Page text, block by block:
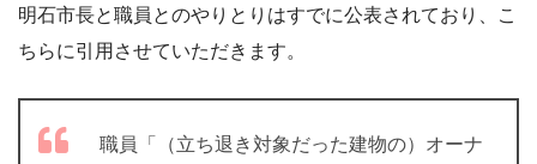
明石市長と職員とのやりとりはすでに公表されており、こ
ちらに引用させていただきます。
職員「（立ち退き対象だった建物の）オーナ